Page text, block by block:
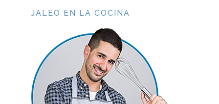
JALEO EN LA COCINA